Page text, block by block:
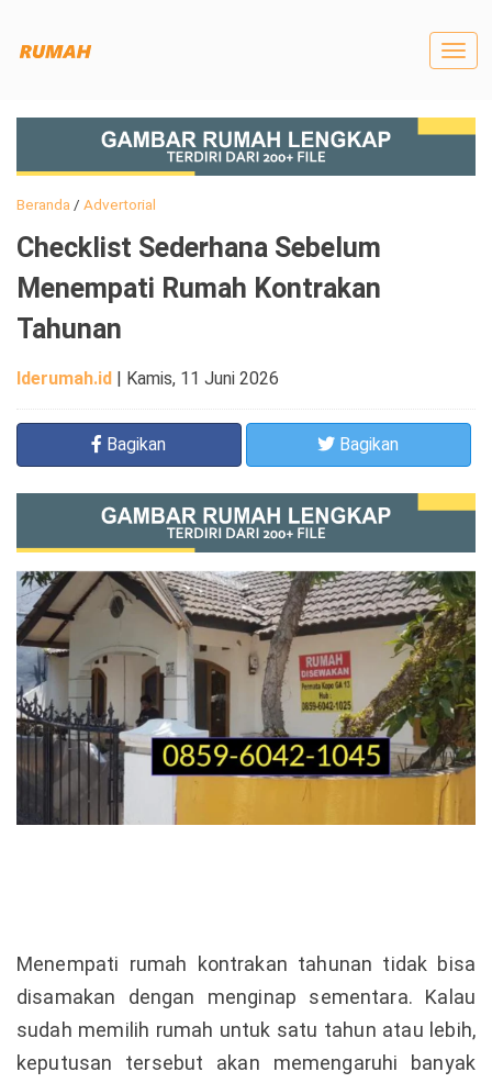
Beranda/ Advertorial
Checklist Sederhana Sebelum
Menempati Rumah Kontrakan
Tahunan
Iderumah.id Kamis, 11 Juni 2026
Bagikan Bagikan
Menempati rumah kontrakan tahunan tidak bisa
disamakan dengan menginap sementara. Kalau
sudah memilih rumah untuk satu tahun atau lebih,
keputusan tersebut akan memengaruhi banyak